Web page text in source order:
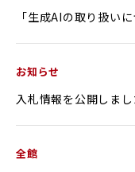
学内専用
Glexa
ENGLISH
「生成AIの取り扱い
お知らせ
入札情報を公開しまし
全館